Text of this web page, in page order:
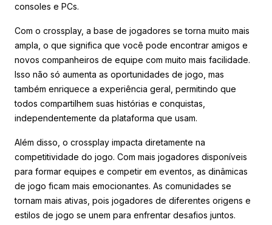
consoles e PCs.
Com o crossplay, a base de jogadores se torna muito mais
ampla, o que significa que você pode encontrar amigos e
novos companheiros de equipe com muito mais facilidade.
Isso não só aumenta as oportunidades de jogo, mas
também enriquece a experiência geral, permitindo que
todos compartilhem suas histórias e conquistas,
independentemente da plataforma que usam.
Além disso, o crossplay impacta diretamente na
competitividade do jogo. Com mais jogadores disponíveis
para formar equipes e competir em eventos, as dinâmicas
de jogo ficam mais emocionantes. As comunidades se
tornam mais ativas, pois jogadores de diferentes origens e
estilos de jogo se unem para enfrentar desafios juntos.